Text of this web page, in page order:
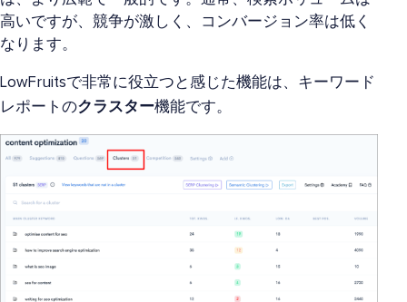
高いですが、競争が激しく、コンバージョン率は低く
なります。
LowFruitsで非常に役立つと感じた機能は、キーワード
レポートのクラスター機能です。